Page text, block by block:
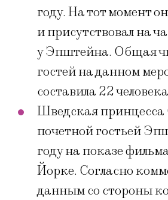
году. На тот момент
и присутствовал на
у Эпштейна. Общая
гостей на данном
составила 22
Шведская принцесса
почетной гостьей
году на показе
Йорке. Согласно
данным со стороны